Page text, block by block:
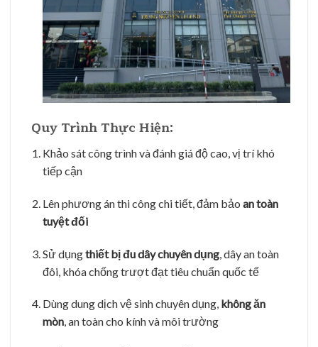
️ Quy Trình Thực Hiện:
Khảo sát công trình và đánh giá độ cao, vị trí khó
tiếp cận
Lên phương án thi công chi tiết, đảm bảo an toàn
tuyệt đối
Sử dụngthiết bị đu dây chuyên dụng, dây an toàn
đôi, khóa chống trượt đạt tiêu chuẩn quốc tế
Dùng dung dịch vệ sinh chuyên dụng, không ăn
mòn, an toàn cho kính và môi trường